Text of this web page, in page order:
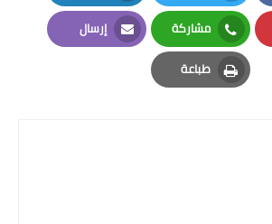
Twitter
LinkedIn
مشاركة
Whatsapp
إرسال
Email
طباعة
Print